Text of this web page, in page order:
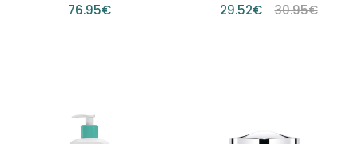
76.95€ 29.52€ 30.95€